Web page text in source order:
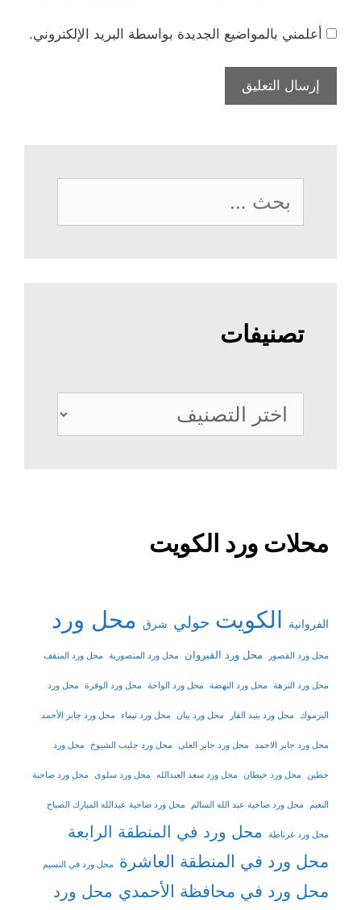
أعلمني بالمواضيع الجديدة بواسطة البريد الإلكتروني.
البحث
عن:
تصنيفات
تصنيفات
محلات ورد الكويت
الفروانية الكويت حولي شرق محل ورد
محل ورد القصور محل ورد القيروان محل ورد المنصورية محل ورد المنقف
محل ورد النزهة محل ورد النهضة محل ورد الواحة محل ورد الوفرة محل ورد
اليرموك محل ورد بنيد القار محل ورد بيان محل ورد تيماء محل ورد جابر الأحمد
محل ورد جابر الاحمد محل ورد جابر العلي محل ورد جليب الشيوخ محل ورد
حطين محل ورد خيطان محل ورد سعد العبدالله محل ورد سلوى محل ورد ضاحية
النعيم محل ورد ضاحية عبد الله السالم محل ورد ضاحية عبدالله المبارك الصباح
محل ورد غرناطة
محل ورد في المنطقة الرابعة
محل ورد في المنطقة العاشرة
محل ورد في النسيم
محل ورد في محافظة الأحمدي محل ورد